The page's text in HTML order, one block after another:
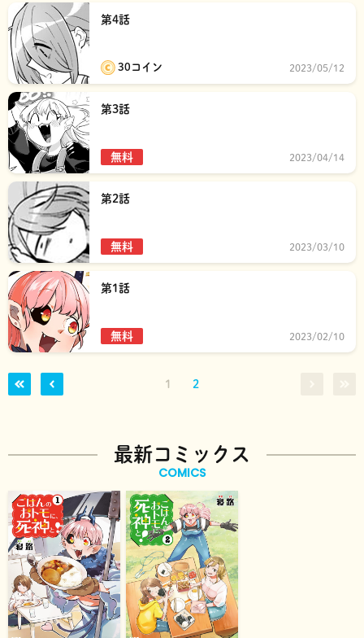
第4話
30コイン 2023/05/12
第3話
無料 2023/04/14
第2話
無料 2023/03/10
第1話
無料 2023/02/10
1 2
最新コミックス
COMICS